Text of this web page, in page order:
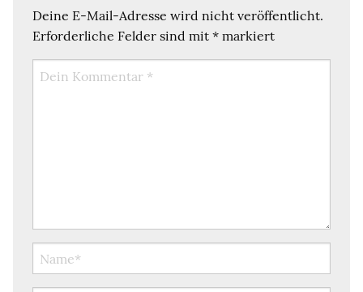
Deine E-Mail-Adresse wird nicht veröffentlicht.
Erforderliche Felder sind mit * markiert